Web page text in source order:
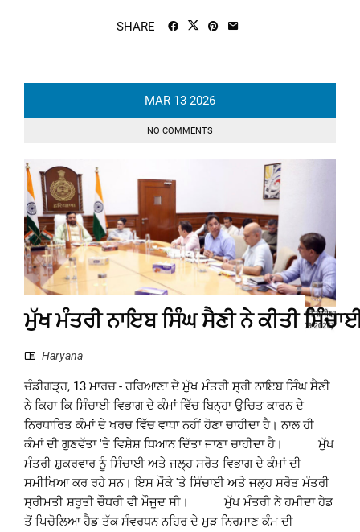
SHARE
MAR 13 2026
NO COMMENTS
ਮੁੱਖ ਮੰਤਰੀ ਨਾਇਬ ਸਿੰਘ ਸੈਣੀ ਨੇ ਕੀਤੀ
Haryana
ਚੰਡੀਗੜ੍ਹ, 13 ਮਾਰਚ - ਹਰਿਆਣਾ ਦੇ ਮੁੱਖ ਮੰਤਰੀ ਸ੍ਰੀ ਨਾਇਬ ਸਿੰਘ ਸੈਣੀ
ਨੇ ਕਿਹਾ ਕਿ ਸਿੰਚਾਈ ਵਿਭਾਗ ਦੇ ਕੰਮਾਂ ਵਿੱਚ ਬਿਨ੍ਹਾ ਉਚਿਤ ਕਾਰਨ ਦੇ
ਨਿਰਧਾਰਿਤ ਕੰਮਾਂ ਦੇ ਖਰਚ ਵਿੱਚ ਵਾਧਾ ਨਹੀਂ ਹੋਣਾ ਚਾਹੀਦਾ ਹੈ। ਨਾਲ ਹੀ
ਕੰਮਾਂ ਦੀ ਗੁਣਵੱਤਾ 'ਤੇ ਵਿਸ਼ੇਸ਼ ਧਿਆਨ ਦਿੱਤਾ ਜਾਣਾ ਚਾਹੀਦਾ ਹੈ। ਮੁੱਖ
ਮੰਤਰੀ ਸ਼ੁਕਰਵਾਰ ਨੂੰ ਸਿੰਚਾਈ ਅਤੇ ਜਲ੍ਹ ਸਰੋਤ ਵਿਭਾਗ ਦੇ ਕੰਮਾਂ ਦੀ
ਸਮੀਖਿਆ ਕਰ ਰਹੇ ਸਨ। ਇਸ ਮੌਕੇ 'ਤੇ ਸਿੰਚਾਈ ਅਤੇ ਜਲ੍ਹ ਸਰੋਤ ਮੰਤਰੀ
ਸ੍ਰੀਮਤੀ ਸ਼ਰੂਤੀ ਚੌਧਰੀ ਵੀ ਮੌਜੂਦ ਸੀ। ਮੁੱਖ ਮੰਤਰੀ ਨੇ ਹਮੀਦਾ ਹੇਡ
ਤੋਂ ਪਿਚੋਲਿਆ ਹੈਡ ਤੱਕ ਸੰਵਰਧਨ ਨਹਿਰ ਦੇ ਮੁੜ ਨਿਰਮਾਣ ਕੰਮ ਦੀ